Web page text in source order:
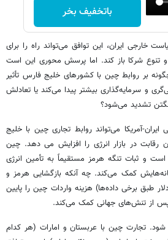
باتخفیف بخر
خارجی ایران، این توافق می‌تواند راه را برای
تنوع شرکا باز کند. اما پرسش محوری این است
چگونه بر روابط چین با کشورهای خلیج فارس تأثیر
و سرمایه‌گذاری بیشتر پیدا می‌کند یا تعادلش
تشدید می‌شود؟
ایران-آمریکا می‌تواند روابط تجاری چین با خلیج
رقابت در بازار انرژی را افزایش می دهد. چین
است و ثبات تنگه هرمز مستقیماً به تأمین انرژی
کمک می‌کند. چه آنکه بازگشایی هرمز و
قیمت نفت (به زیر ۸۹ دلار طبق برخی داده‌ها) هزینه واردات چین را پایین
از تنش‌های جهانی کمک می‌کند.
شود. تجارت چین با عربستان و امارات (هر کدام